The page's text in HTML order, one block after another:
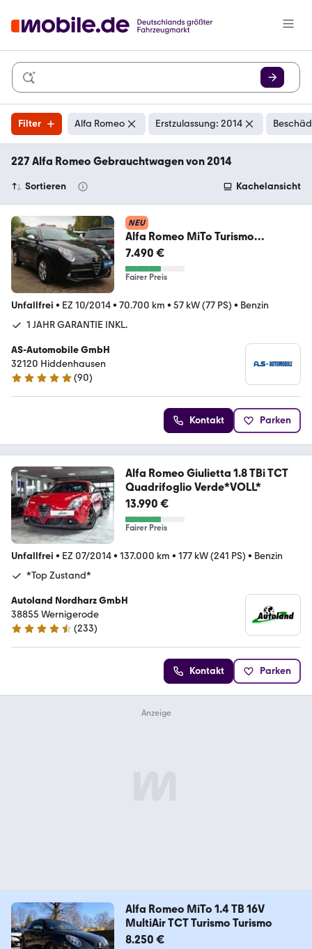
Filter Alfa Romeo Erstzulassung: 2014
227 Alfa Romeo Gebrauchtwagen von 2014
Sortieren Kachelansicht
NEU
Alfa Romeo MiTo Turismo
*2.HAND/ORIGINAL
70TKM/PDC/KLIMA*
7.490 €
Fairer Preis
Unfallfrei • EZ 10/2014• 70.700 km • 57 kW (77 PS) • Benzin
1 JAHR GARANTIE INKL.
AS-Automobile GmbH
32120 Hiddenhausen
4.8 Sterne
(90)
Kontakt Parken
Alfa Romeo Giulietta 1.8 TBi TCT
Quadrifoglio Verde*VOLL*
13.990 €
Fairer Preis
Unfallfrei • EZ 07/2014• 137.000 km • 177 kW (241 PS) • Benzin
*Top Zustand*
Autoland Nordharz GmbH
38855 Wernigerode
4.7 Sterne
(233)
Kontakt Parken
Alfa Romeo MiTo 1.4 TB 16V
MultiAir TCT Turismo Turismo
8.250 €